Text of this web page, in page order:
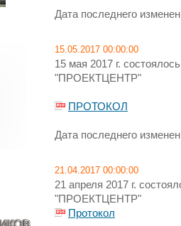
Дата последнего
15.05.2017 00:00:00
15 мая 2017 г.
"ПРОЕКТЦЕНТР"
ПРОТОКОЛ
Дата последнего
21.04.2017 00:00:00
21 апреля 2017 г.
"ПРОЕКТЦЕНТР"
Протокол